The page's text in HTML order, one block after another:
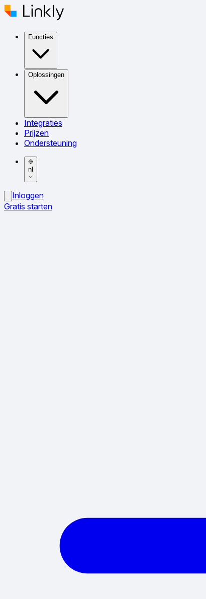
Functies
Oplossingen
Integraties
Prijzen
Ondersteuning
nl
Inloggen
Gratis starten